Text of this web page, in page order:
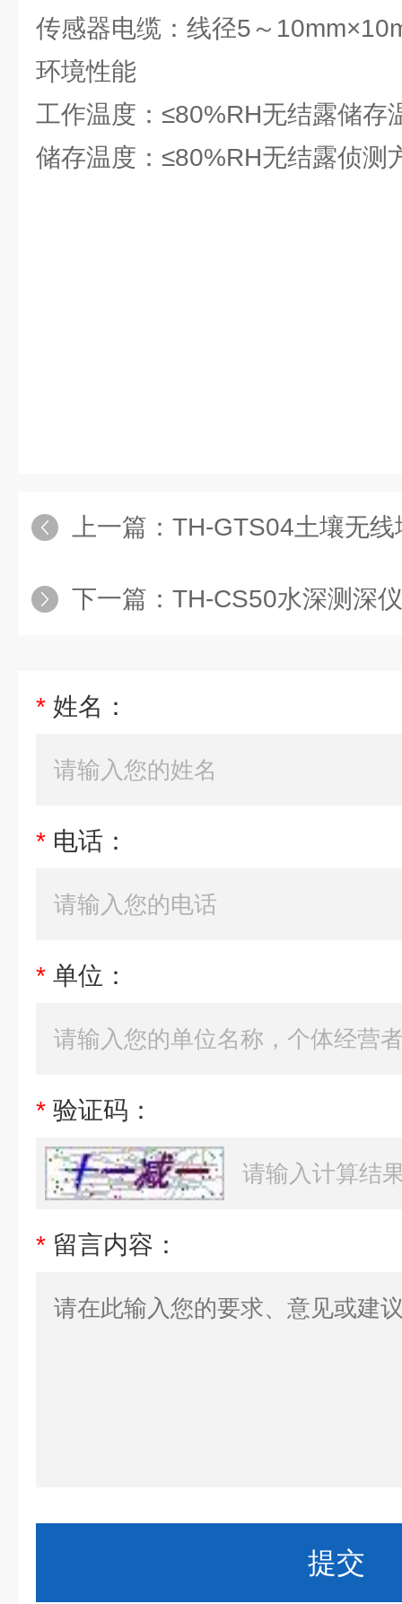
传感器电缆：线径5～
环境性能
工作温度：≤80%RH无结露储
储存温度：≤80%RH无结露侦测
上一篇： TH-GTS04土壤无
下一篇： TH-CS50水深测深仪
* 姓名：
* 电话：
* 单位：
* 验证码：
* 留言内容：